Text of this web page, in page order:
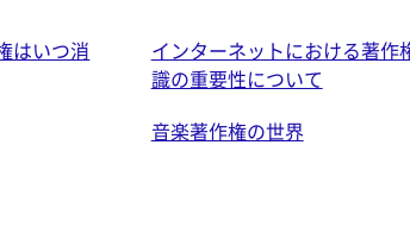
はいつ消
インターネットにおける著作
識の重要性について
音楽著作権の世界